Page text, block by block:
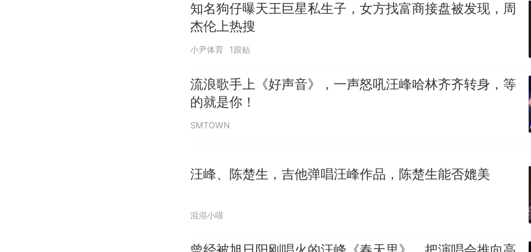
知名狗仔曝天王巨星私生子，女方找富商接盘被发现，周
杰伦上热搜
小尹体育 1跟贴
流浪歌手上《好声音》，一声怒吼汪峰哈林齐齐转身，等
的就是你！
SMTOWN
汪峰、陈楚生，吉他弹唱汪峰作品，陈楚生能否媲美
混混小喵